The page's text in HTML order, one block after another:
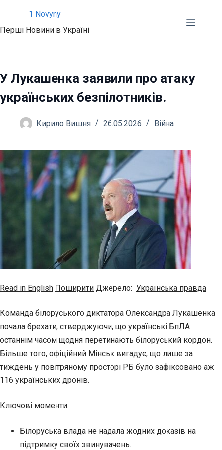
вмісту
1 Novyny
Перші Новини в Україні
У Лукашенка заявили про атаку
українських безпілотників.
Кирило Вишня 26.05.2026 Війна
Read in English Поширити Джерело: Українська правда
Команда білоруського диктатора Олександра Лукашенка
почала брехати, стверджуючи, що українські БпЛА
останнім часом щодня перетинають білоруський кордон.
Більше того, офіційний Мінськ вигадує, що лише за
тиждень у повітряному просторі РБ було зафіксовано аж
116 українських дронів.
Ключові моменти:
Білоруська влада не надала жодних доказів на
підтримку своїх звинувачень.